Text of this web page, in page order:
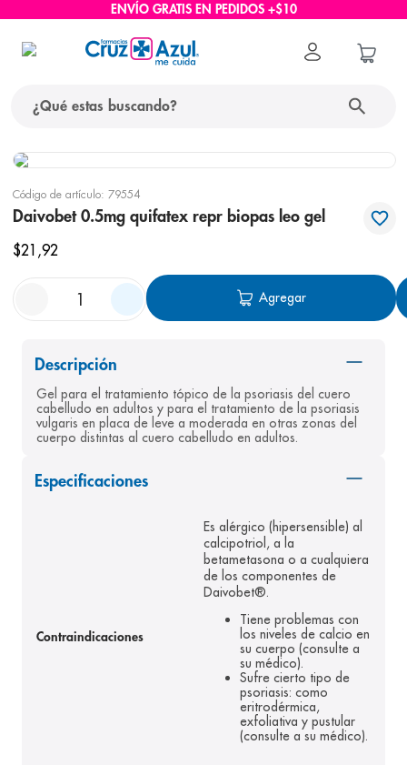
ENVÍO GRATIS EN PEDIDOS +$10
Código de artículo: 79554
Daivobet 0.5mg quifatex repr biopas leo gel
$21 ,92
Agregar
Descripción
Gel para el tratamiento tópico de la psoriasis del cuero
cabelludo en adultos y para el tratamiento de la psoriasis
vulgaris en placa de leve a moderada en otras zonas del
cuerpo distintas al cuero cabelludo en adultos.
Especificaciones
Contraindicaciones
Es alérgico (hipersensible) al
calcipotriol, a la
betametasona o a cualquiera
de los componentes de
Daivobet®.
Tiene problemas con
los niveles de calcio en
su cuerpo (consulte a
su médico).
Sufre cierto tipo de
psoriasis: como
eritrodérmica,
exfoliativa y pustular
(consulte a su médico).
términos más buscados
6. bioderma
7. shampoo
8. desodorante
10. panolini